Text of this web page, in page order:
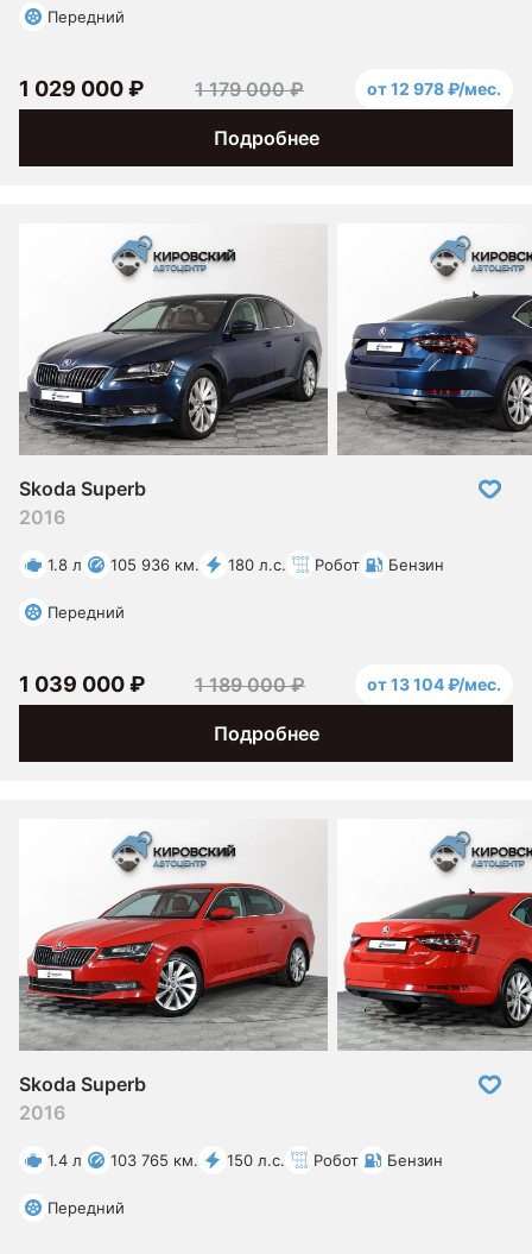
Передний
Подробнее
1 029 000 ₽ 1 179 000 ₽ от 12 978 ₽/мес.
Skoda Superb
2016
1.8 л 105 936 км. 180 л.с. Робот Бензин
Передний
Подробнее
1 039 000 ₽ 1 189 000 ₽ от 13 104 ₽/мес.
Skoda Superb
2016
1.4 л 103 765 км. 150 л.с. Робот Бензин
Передний